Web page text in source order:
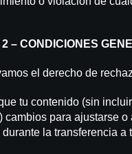
– CONDICIONES
el derecho de
tu contenido (sin
cambios para ajustarse
la transferencia a